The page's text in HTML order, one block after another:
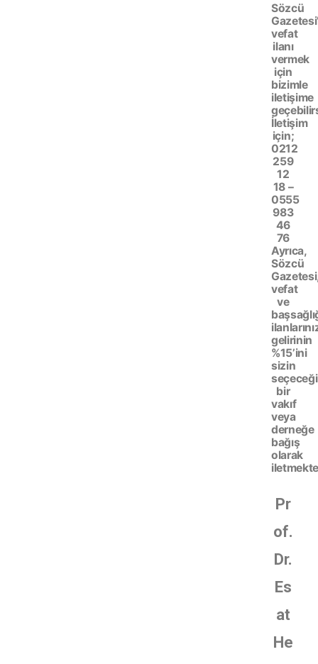
Sözcü
vefat
ilanı
vermek
için
bizimle
iletişime
İletişim
için;
0212
259
12
18 –
0555
983
46
76
Ayrıca,
Sözcü
vefat
ve
gelirinin
%15’ini
sizin
bir
vakıf
veya
derneğe
bağış
olarak
Pr
of.
Dr.
Es
at
He